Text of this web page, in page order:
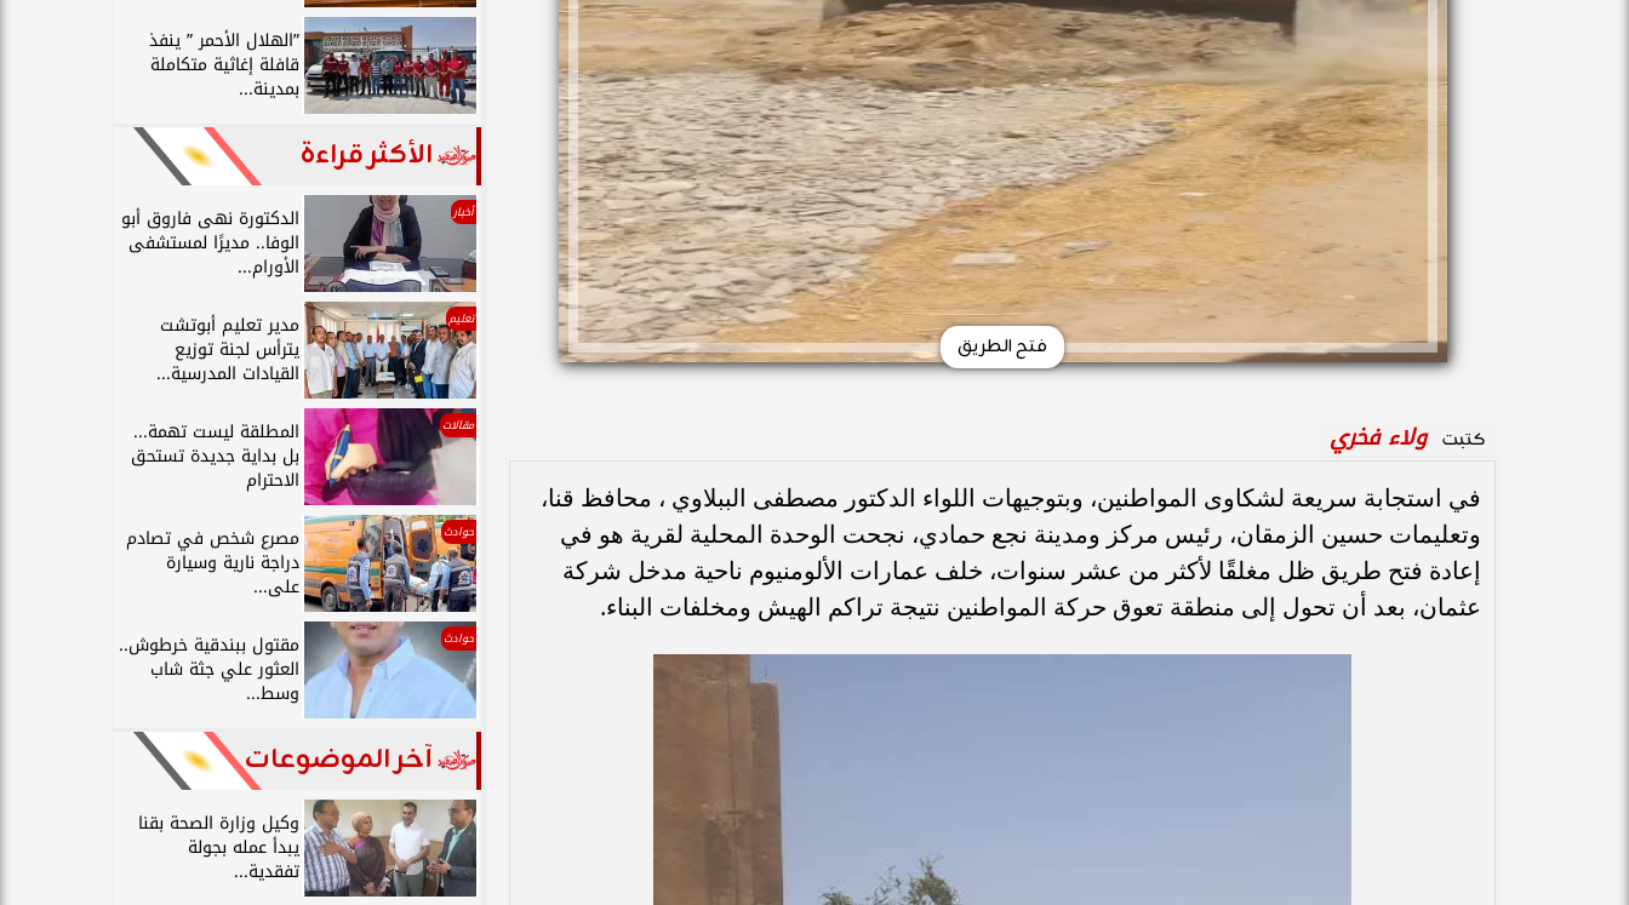
فتح الطريق
كتبت ولاء فخري
في استجابة سريعة لشكاوى المواطنين، وبتوجيهات اللواء الدكتور مصطفى الببلاوي ، محافظ قنا،
وتعليمات حسين الزمقان، رئيس مركز ومدينة نجع حمادي، نجحت الوحدة المحلية لقرية هو في
إعادة فتح طريق ظل مغلقًا لأكثر من عشر سنوات، خلف عمارات الألومنيوم ناحية مدخل شركة
عثمان، بعد أن تحول إلى منطقة تعوق حركة المواطنين نتيجة تراكم الهيش ومخلفات البناء.
”الهلال الأحمر ” ينفذ
قافلة إغاثية متكاملة
بمدينة...
الأكثر قراءة
أخبار الدكتورة نهى فاروق أبو
الوفا.. مديرًا لمستشفى
الأورام...
تعليم مدير تعليم أبوتشت
يترأس لجنة توزيع
القيادات المدرسية...
مقالات المطلقة ليست تهمة...
بل بداية جديدة تستحق
الاحترام
حوادث مصرع شخص في تصادم
دراجة نارية وسيارة
على...
حوادث مقتول ببندقية خرطوش..
العثور علي جثة شاب
وسط...
آخر الموضوعات
وكيل وزارة الصحة بقنا
يبدأ عمله بجولة
تفقدية...